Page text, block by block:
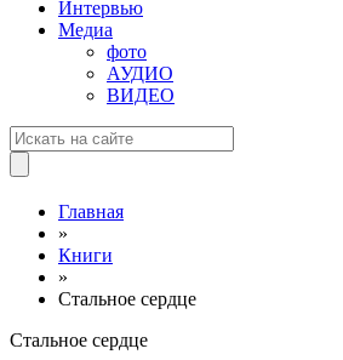
Интервью
Медиа
фото
АУДИО
ВИДЕО
Главная
»
Книги
»
Стальное сердце
Стальное сердце